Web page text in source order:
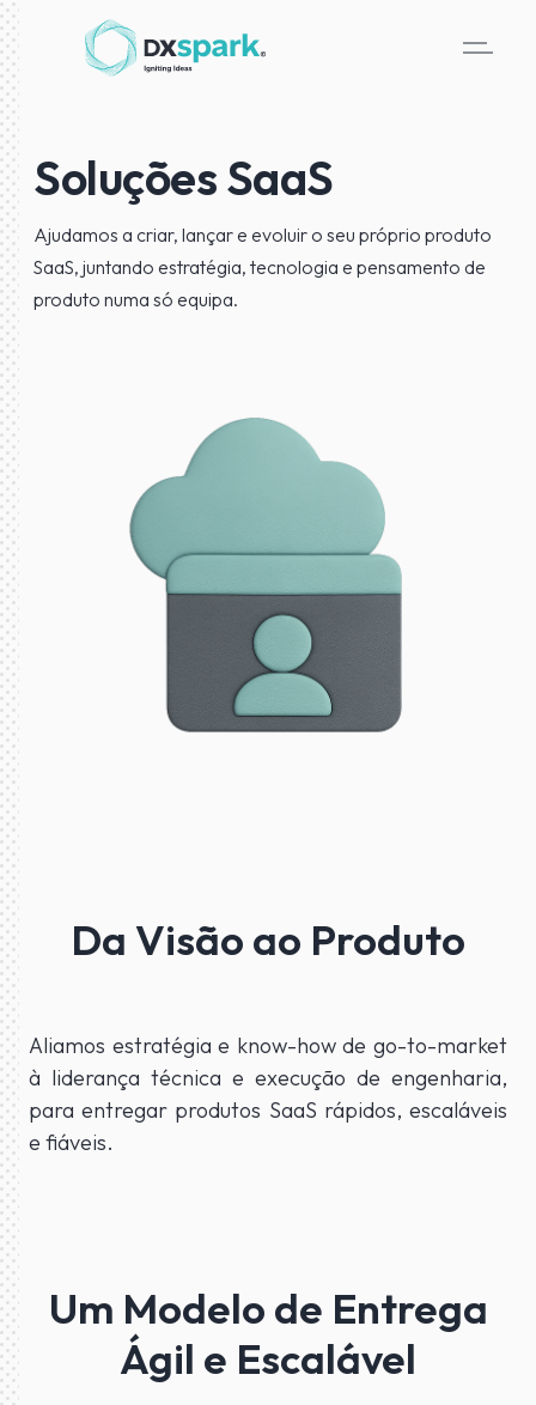
Soluções SaaS
Ajudamos a criar, lançar e evoluir o seu próprio produto
SaaS, juntando estratégia, tecnologia e pensamento de
produto numa só equipa.
Da Visão ao Produto
Aliamos estratégia e know-how de go-to-market
à liderança técnica e execução de engenharia,
para entregar produtos SaaS rápidos, escaláveis
e fiáveis.
Um Modelo de Entrega
Ágil e Escalável